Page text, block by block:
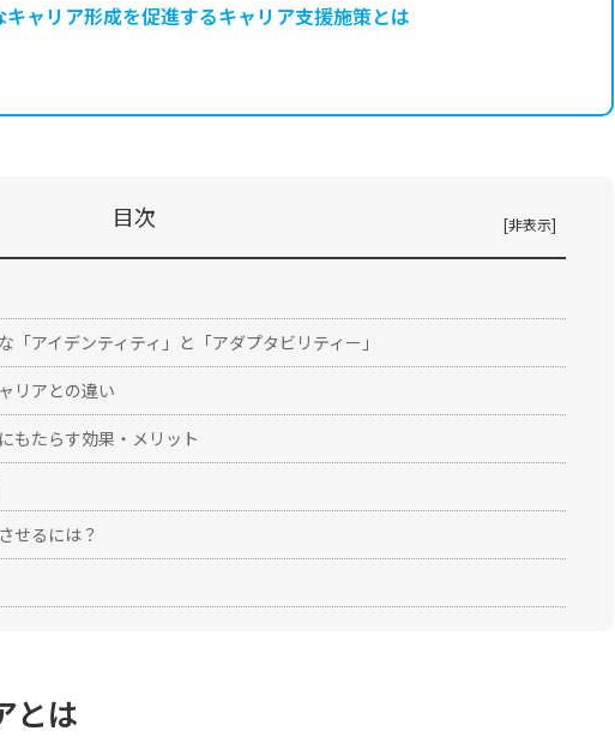
キャリア形成を促進するキャリア支援施策とは
目次
アイデンティティ」と「アダプタビリティー」
リアとの違い
もたらす効果・メリット
せるには？
とは